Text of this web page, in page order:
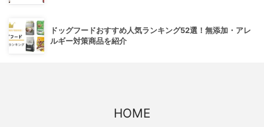
ドッグフードおすすめ人気ランキング52選！無添加・アレ
ルギー対策商品を紹介
HOME